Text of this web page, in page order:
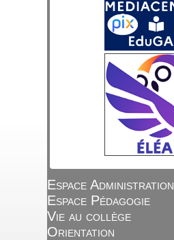
Espace Administration
Espace Pédagogie
Vie au collège
Orientation